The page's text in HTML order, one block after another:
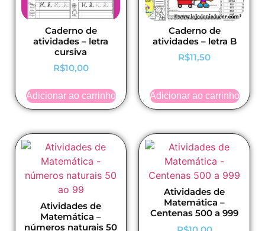
Caderno de
atividades – letra
cursiva
R$10,00
Adicionar ao carrinho
Caderno de
atividades – letra B
R$11,50
Adicionar ao carrinho
Atividades de
Matemática –
números naturais 50
Atividades de
Matemática –
Centenas 500 a 999